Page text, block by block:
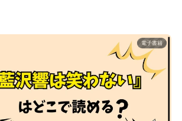
電子書籍